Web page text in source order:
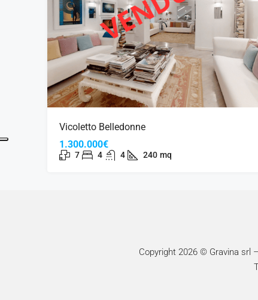
Vicoletto Belledonne
1.300.000€
7 4 4 240 mq
Copyright 2026 © Gravina srl